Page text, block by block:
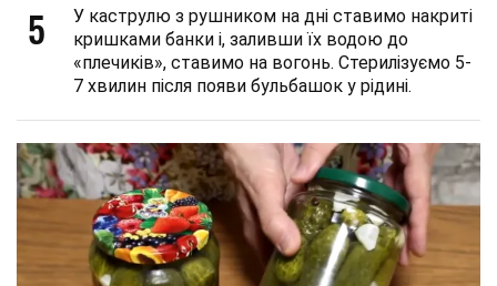
5
У каструлю з рушником на дні ставимо накриті
кришками банки і, заливши їх водою до
«плечиків», ставимо на вогонь. Стерилізуємо 5-
7 хвилин після появи бульбашок у рідині.